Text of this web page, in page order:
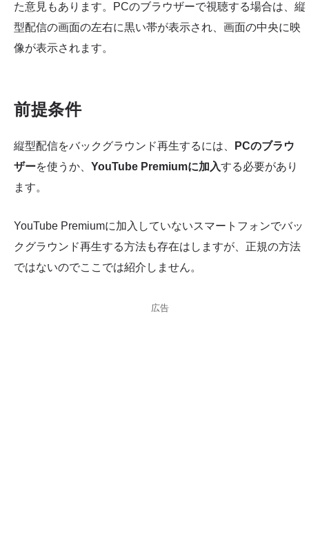
た意見もあります。PCのブラウザーで視聴する場合は、縦
型配信の画面の左右に黒い帯が表示され、画面の中央に映
像が表示されます。
前提条件
縦型配信をバックグラウンド再生するには、
PCのブラウ
ザーを使うか、 YouTube Premiumに加入する必要があり
ます。
YouTube Premiumに加入していないスマートフォンでバッ
クグラウンド再生する方法も存在はしますが、正規の方法
ではないのでここでは紹介しません。
広告